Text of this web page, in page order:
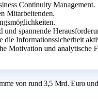
Continuity Management.
Mitarbeitenden.
spannende
die Informationssicherheit
Motivation und analytische
von rund 3,5 Mrd. Euro